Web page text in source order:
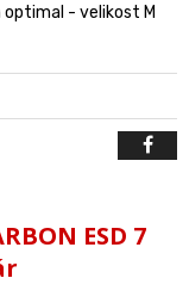
- velikost M
ESD 7